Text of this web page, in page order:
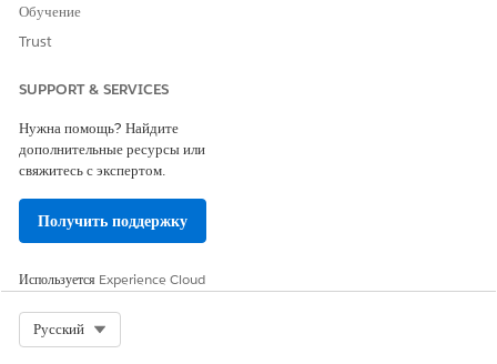
Обучение
Trust
SUPPORT & SERVICES
Нужна помощь? Найдите
дополнительные ресурсы или
свяжитесь с экспертом.
Получить поддержку
Используется Experience Cloud
Русский